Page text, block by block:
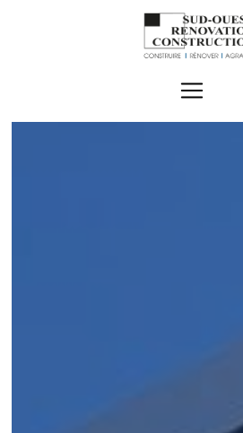
Panneau de gestion des cookies